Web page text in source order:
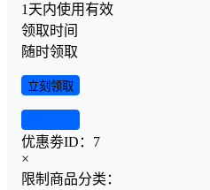
1天内使用有效
领取时间
随时领取
立刻领取
优惠劵ID： 7
×
限制商品分类：